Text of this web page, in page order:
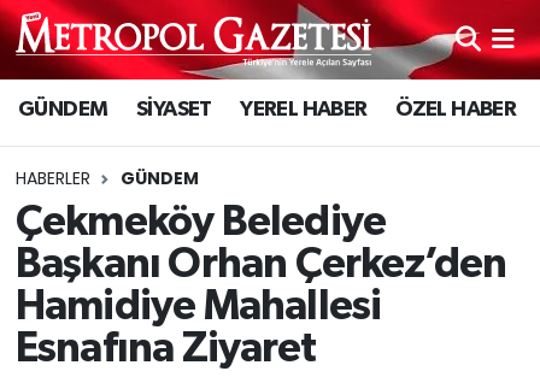
GÜNDEM SİYASET YEREL HABER ÖZEL HABER
HABERLER GÜNDEM
Çekmeköy Belediye
Başkanı Orhan Çerkez’den
Hamidiye Mahallesi
Esnafına Ziyaret
Hava Durumu
Trafik Durumu
Süper Lig Puan Durumu ve Fikstür
Tüm Manşetler
Son Dakika Haberleri